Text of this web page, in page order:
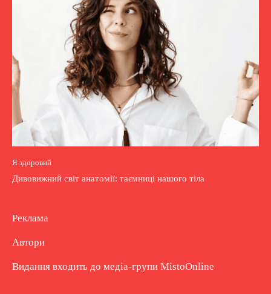
Я здоровий
Дивовижний світ анатомії: таємниці нашого тіла
Реклама
Автори
Видання входить до медіа-групи MistoOnline